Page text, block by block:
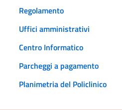
Regolamento
Uffici amministrativi
Centro Informatico
Parcheggi a pagamento
Planimetria del Policlinico